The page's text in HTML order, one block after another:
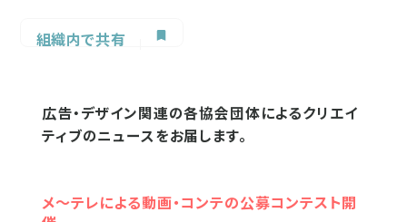
組織内で共有
広告・デザイン関連の各協会団体によるクリエイ
ティブのニュースをお届します。
メ～テレによる動画・コンテの公募コンテスト開